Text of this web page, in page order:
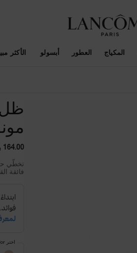
المكياج العطور أبسولو ​ الأكثر
ظل
164.00 ﷼
تخطّي
فائقة
اختر Color